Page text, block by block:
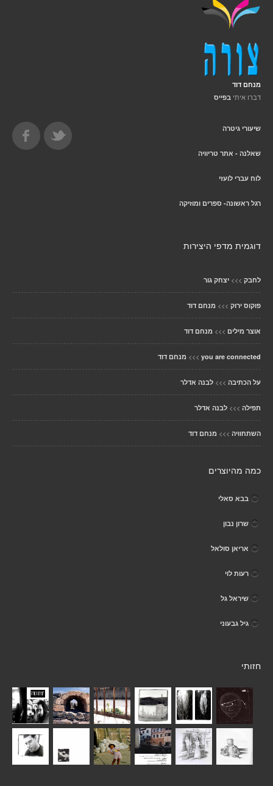
מנחם דוד
דברו איתי בפייס
שיעורי גיטרה
שאלנה - אתר טריוויה
לוח עברי לועזי
רגל ראשונה- ספרים ומוזיקה
דוגמית מדפי היצירות
לחבק >>> יצחק גור
פוקוס ירוק >>> מנחם דוד
אוצר מילים >>> מנחם דוד
you are connected
>>> מנחם דוד
על הכתיבה >>> לבנה אדלר
תפילה >>> לבנה אדלר
השתחוויה >>> מנחם דוד
כמה מהיוצרים
בבא סאלי
שרון נבון
אריאן סולאל
רעות לוי
שיראל גל
גיל גבעוני
חזותי